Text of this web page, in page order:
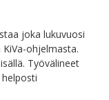
joka lukuvuosi
ohjelmasta.
Työvälineet